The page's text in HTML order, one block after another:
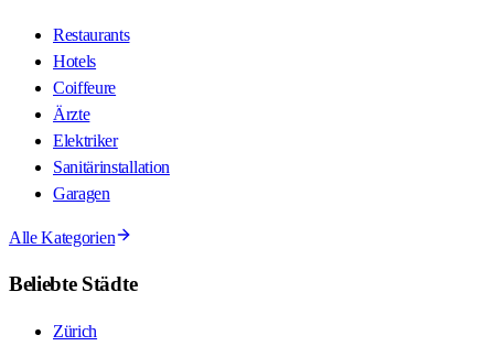
Restaurants
Hotels
Coiffeure
Ärzte
Elektriker
Sanitärinstallation
Garagen
Alle Kategorien
Beliebte Städte
Zürich